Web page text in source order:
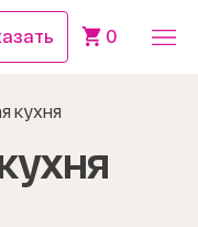
0
кухня